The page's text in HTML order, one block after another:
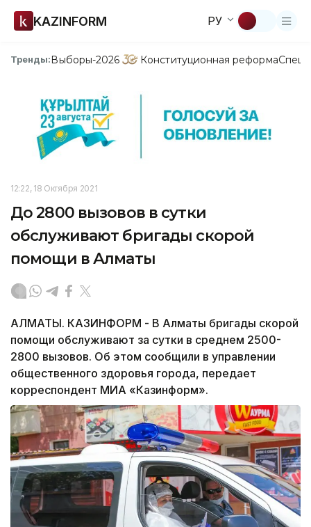
KAZINFORM РУ
Тренды:Выборы-2026 Конституционная реформа
12:22, 18 Октября 2021
До 2800 вызовов в сутки
обслуживают бригады скорой
помощи в Алматы
АЛМАТЫ. КАЗИНФОРМ - В Алматы бригады скорой
помощи обслуживают за сутки в среднем 2500-
2800 вызовов. Об этом сообщили в управлении
общественного здоровья города, передает
корреспондент МИА «Казинформ».